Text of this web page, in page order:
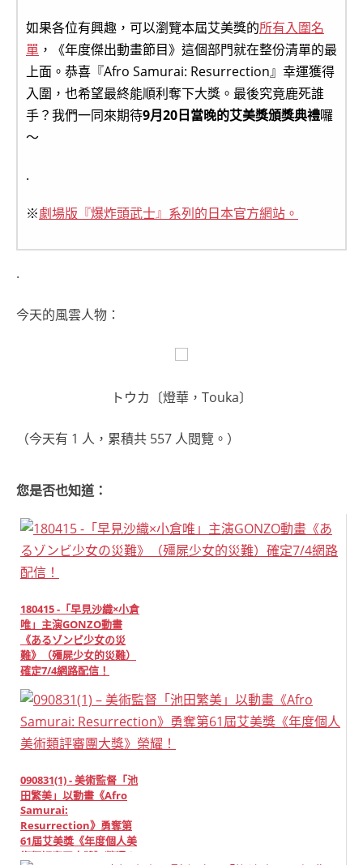
如果各位有興趣，可以瀏覽本屆艾美獎的所有入圍名
單 ，《年度傑出動畫節目》這個部門就在整份清單的最
上面。恭喜『Afro Samurai: Resurrection』幸運獲得
入圍，也希望最終能順利奪下大獎。最後究竟鹿死誰
手？我們一同來期待9月20日當晚的艾美獎頒獎典禮囉
～
.
※劇場版『爆炸頭武士』系列的日本官方網站。
.
今天的風雲人物：
トウカ〔燈華，Touka〕
（今天有 1 人，累積共 557 人閱覽。）
您是否也知道：
180415 -「早見沙織×小倉
唯」主演GONZO動畫
《あるゾンビ少女の災
難》（殭屍少女的災難）
確定7/4網路配信！
090831(1) - 美術監督「池
田繁美」以動畫《Afro
Samurai:
Resurrection》勇奪第
61屆艾美獎《年度個人美
術類評審團大獎》榮耀！